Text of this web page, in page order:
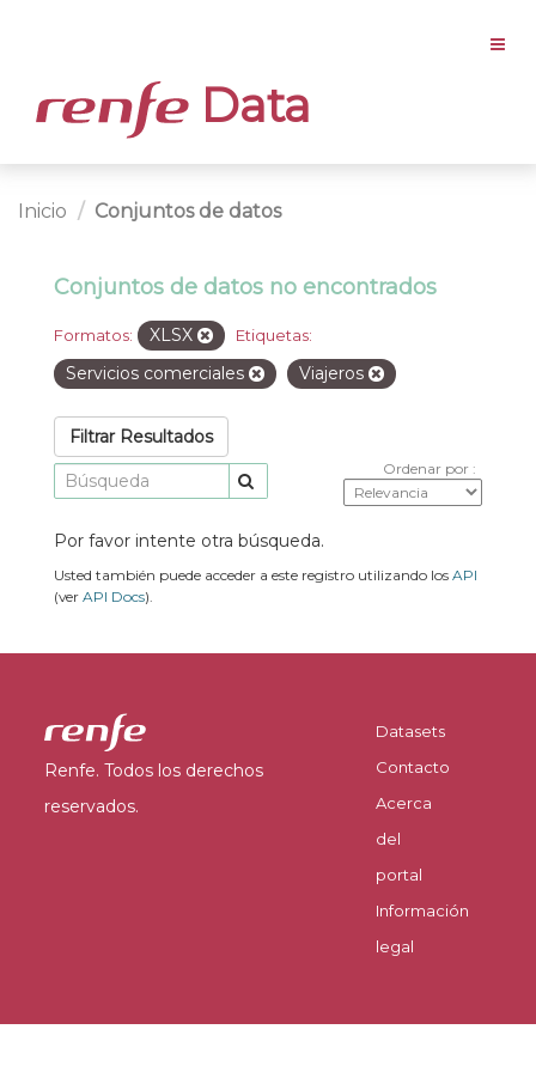
Data
Inicio Conjuntos de datos
Conjuntos de datos no encontrados
Formatos: XLSX Etiquetas:
Servicios comerciales Viajeros
Filtrar Resultados
Ordenar por
Por favor intente otra búsqueda.
Usted también puede acceder a este registro utilizando los API
(ver API Docs).
Renfe. Todos los derechos
reservados.
Datasets
Contacto
Acerca
del
portal
Información
legal